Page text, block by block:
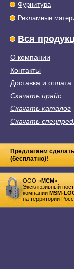
Фурнитура
Рекламные
Вся
О компании
Контакты
Доставка и оплата
Скачать прайс
Скачать каталог
Скачать
Предлагаем
(бесплатно)!
ООО «MСM»
Эксклюзивный
компании MSM-
на территории